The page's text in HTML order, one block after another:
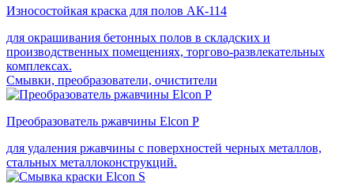
Износостойкая краска для полов АК-114
для окрашивания бетонных полов в складских и
производственных помещениях, торгово-развлекательных
комплексах.
Смывки, преобразователи, очистители
Преобразователь ржавчины Elcon P
для удаления ржавчины с поверхностей черных металлов,
стальных металлоконструкций.